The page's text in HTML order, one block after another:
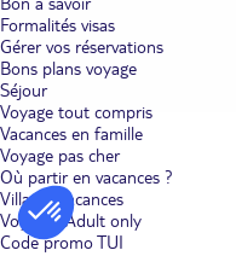
Formalités visas
Gérer vos réservations
Bons plans voyage
Séjour
Voyage tout compris
Vacances en famille
Voyage pas cher
Où partir en vacances ?
Villages vacances
Voyages Adult only
Code promo TUI